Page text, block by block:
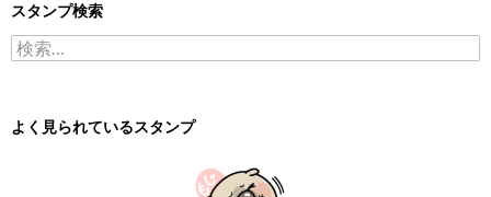
スタンプ検索
検索:
よく見られているスタンプ